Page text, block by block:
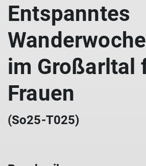
Entspanntes
im Großarltal
Frauen
(So25-T025)